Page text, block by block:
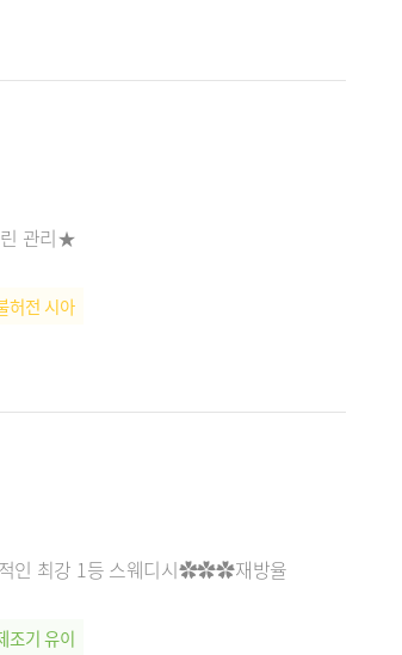
관리★
허전 시아
최강 1등 스웨디시✿✿✿재방율
조기 유이